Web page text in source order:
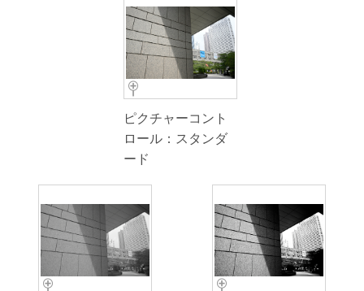
ピクチャーコント
ロール：スタンダ
ード